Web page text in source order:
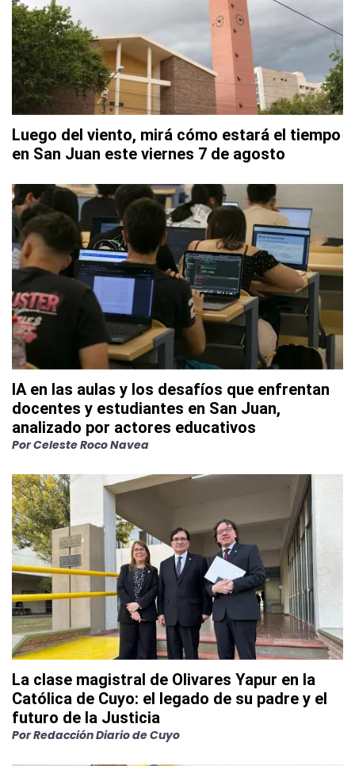
Luego del viento, mirá cómo estará el tiempo
en San Juan este viernes 7 de agosto
IA en las aulas y los desafíos que enfrentan
docentes y estudiantes en San Juan,
analizado por actores educativos
PorCeleste Roco Navea
La clase magistral de Olivares Yapur en la
Católica de Cuyo: el legado de su padre y el
futuro de la Justicia
PorRedacción Diario de Cuyo